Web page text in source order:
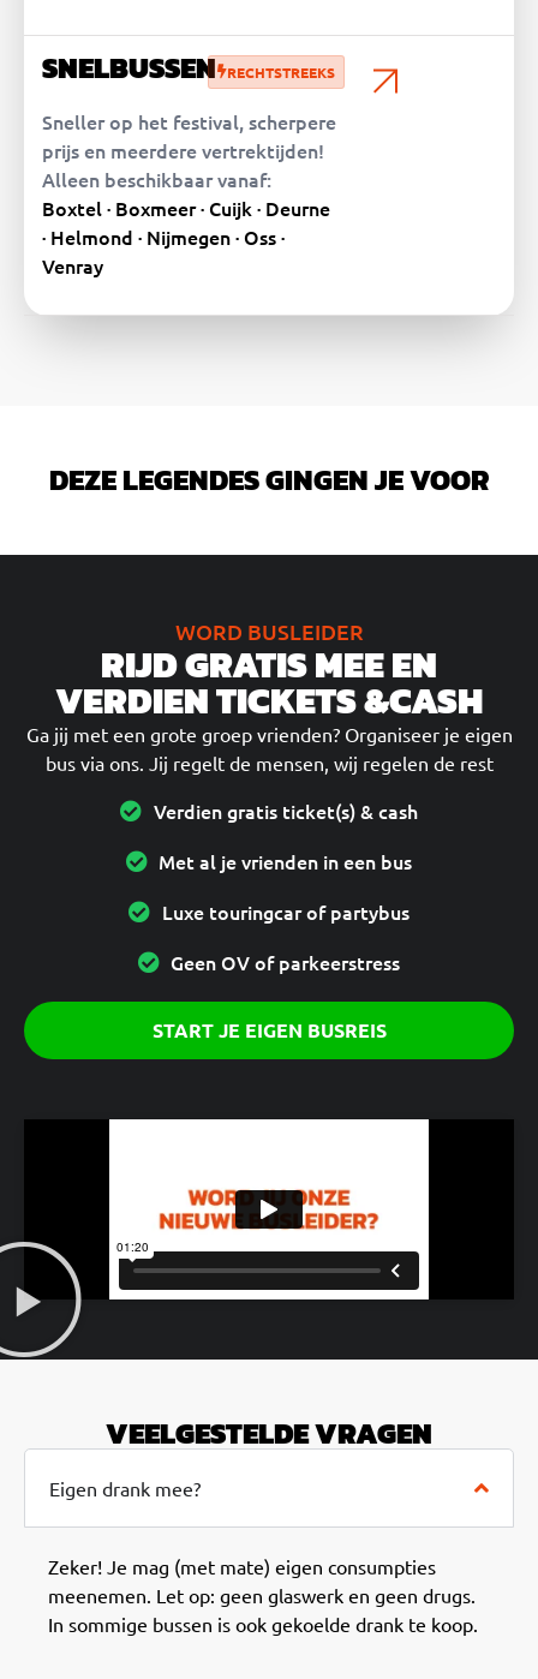
SNELBUSSEN RECHTSTREEKS
Sneller op het festival, scherpere
prijs en meerdere vertrektijden!
Alleen beschikbaar vanaf:
Boxtel · Boxmeer · Cuijk · Deurne
· Helmond · Nijmegen · Oss ·
Venray
DEZE LEGENDES GINGEN JE VOOR
WORD BUSLEIDER
RIJD GRATIS MEE EN
VERDIEN TICKETS &CASH
Ga jij met een grote groep vrienden? Organiseer je eigen
bus via ons. Jij regelt de mensen, wij regelen de rest
Verdien gratis ticket(s) & cash
Met al je vrienden in een bus
Luxe touringcar of partybus
Geen OV of parkeerstress
START JE EIGEN BUSREIS
VEELGESTELDE VRAGEN
Eigen drank mee?
Zeker! Je mag (met mate) eigen consumpties
meenemen. Let op: geen glaswerk en geen drugs.
In sommige bussen is ook gekoelde drank te koop.